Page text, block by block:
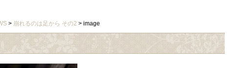
> 崩れるのは足から その2 > image